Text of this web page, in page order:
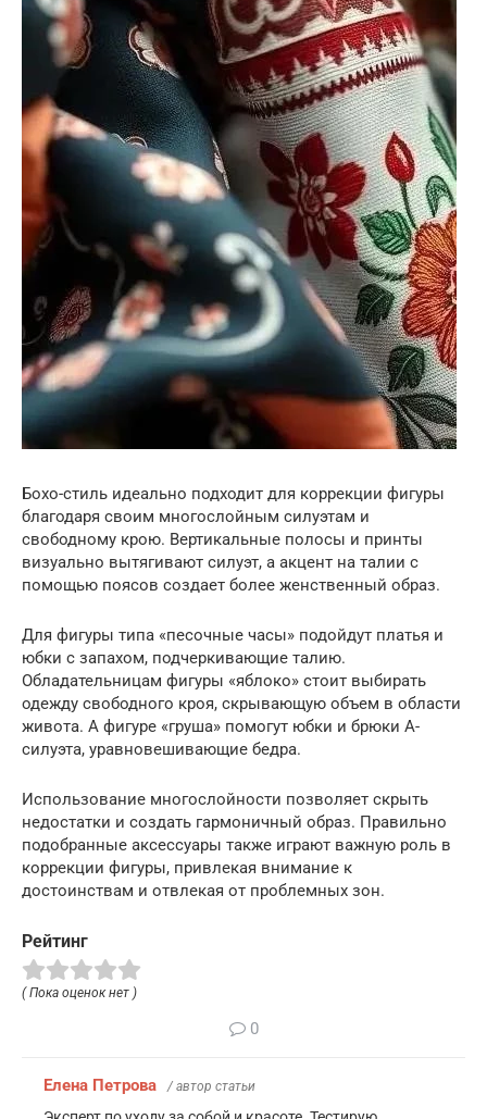
Бохо-стиль идеально подходит для коррекции фигуры
благодаря своим многослойным силуэтам и
свободному крою. Вертикальные полосы и принты
визуально вытягивают силуэт, а акцент на талии с
помощью поясов создает более женственный образ.
Для фигуры типа «песочные часы» подойдут платья и
юбки с запахом, подчеркивающие талию.
Обладательницам фигуры «яблоко» стоит выбирать
одежду свободного кроя, скрывающую объем в области
живота. А фигуре «груша» помогут юбки и брюки А-
силуэта, уравновешивающие бедра.
Использование многослойности позволяет скрыть
недостатки и создать гармоничный образ. Правильно
подобранные аксессуары также играют важную роль в
коррекции фигуры, привлекая внимание к
достоинствам и отвлекая от проблемных зон.
Рейтинг
( Пока оценок нет )
0
Елена Петрова / автор статьи